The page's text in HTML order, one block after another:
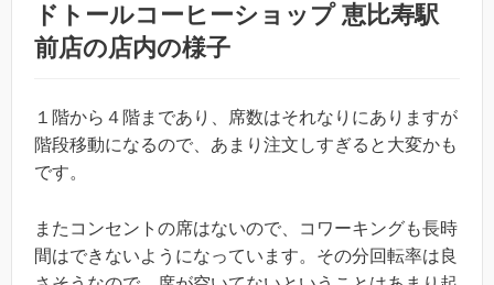
ドトールコーヒーショップ 恵比寿駅
前店の店内の様子
１階から４階まであり、席数はそれなりにありますが
階段移動になるので、あまり注文しすぎると大変かも
です。
またコンセントの席はないので、コワーキングも長時
間はできないようになっています。その分回転率は良